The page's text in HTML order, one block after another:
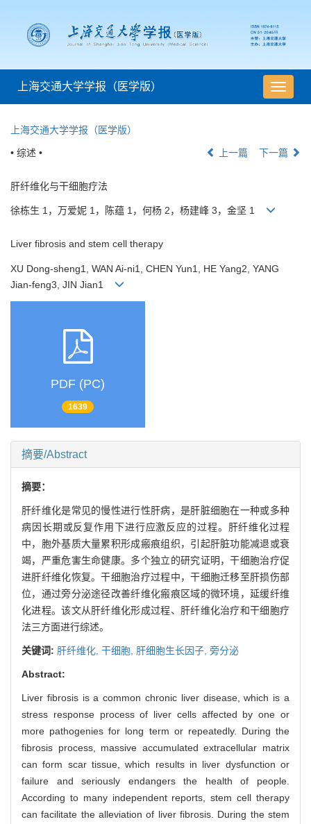
导
航
上海交通大学学报（医学版）
上海交通大学学报（医学版）
• 综述 • 上一篇 下一篇
肝纤维化与干细胞疗法
徐栋生 1，万爱妮 1，陈蕴 1，何杨 2，杨建峰 3，金坚 1
Liver fibrosis and stem cell therapy
XU Dong-sheng1, WAN Ai-ni1, CHEN Yun1, HE Yang2, YANG
Jian-feng3, JIN Jian1
PDF (PC)
1639
摘要/Abstract
摘要：
肝纤维化是常见的慢性进行性肝病，是肝脏细胞在一种或多种
病因长期或反复作用下进行应激反应的过程。肝纤维化过程
中，胞外基质大量累积形成瘢痕组织，引起肝脏功能减退或衰
竭，严重危害生命健康。多个独立的研究证明，干细胞治疗促
进肝纤维化恢复。干细胞治疗过程中，干细胞迁移至肝损伤部
位，通过旁分泌途径改善纤维化瘢痕区域的微环境，延缓纤维
化进程。该文从肝纤维化形成过程、肝纤维化治疗和干细胞疗
法三方面进行综述。
关键词: 肝纤维化, 干细胞, 肝细胞生长因子, 旁分泌
Abstract:
Liver fibrosis is a common chronic liver disease, which is a
stress response process of liver cells affected by one or
more pathogenies for long term or repeatedly. During the
fibrosis process, massive accumulated extracellular matrix
can form scar tissue, which results in liver dysfunction or
failure and seriously endangers the health of people.
According to many independent reports, stem cell therapy
can facilitate the alleviation of liver fibrosis. During the stem